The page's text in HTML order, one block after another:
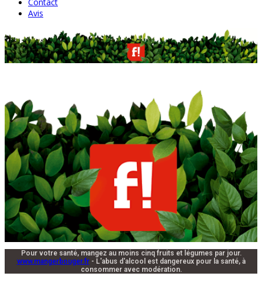
Avis
Pour votre santé, mangez au moins cinq fruits et légumes par jour.
www.mangerbouger.fr- L'abus d'alcool est dangereux pour la santé, à
consommer avec modération.